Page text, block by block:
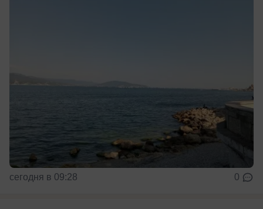
сегодня в 09:28 0